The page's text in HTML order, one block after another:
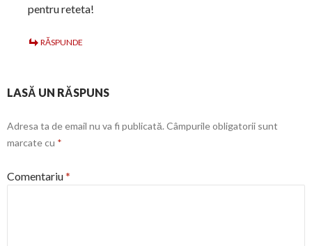
pentru reteta!
RĂSPUNDE
LASĂ UN RĂSPUNS
Adresa ta de email nu va fi publicată. Câmpurile obligatorii sunt
marcate cu *
Comentariu*